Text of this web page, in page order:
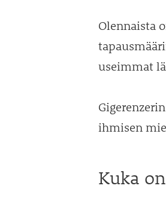
Olennaista
useimmat
ihmisen
Kuka